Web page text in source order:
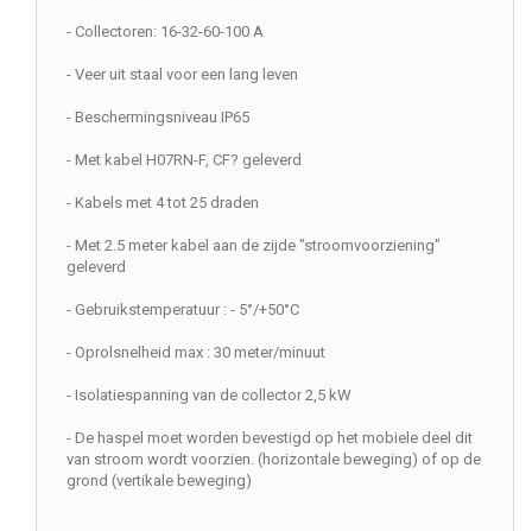
- Collectoren: 16-32-60-100 A
- Veer uit staal voor een lang leven
- Beschermingsniveau IP65
- Met kabel H07RN-F, CF? geleverd
- Kabels met 4 tot 25 draden
- Met 2.5 meter kabel aan de zijde "stroomvoorziening"
geleverd
- Gebruikstemperatuur : - 5°/+50°C
- Oprolsnelheid max : 30 meter/minuut
- Isolatiespanning van de collector 2,5 kW
- De haspel moet worden bevestigd op het mobiele deel dit
van stroom wordt voorzien. (horizontale beweging) of op de
grond (vertikale beweging)